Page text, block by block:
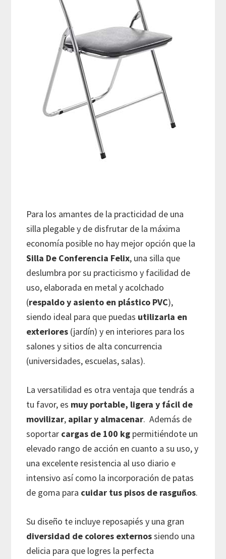
Para los amantes de la practicidad de una
silla plegable y de disfrutar de la máxima
economía posible no hay mejor opción que la
Silla De Conferencia Felix, una silla que
deslumbra por su practicismo y facilidad de
uso, elaborada en metal y acolchado
(respaldo y asiento en plástico PVC),
siendo ideal para que puedas utilizarla en
exteriores (jardín) y en interiores para los
salones y sitios de alta concurrencia
(universidades, escuelas, salas).
La versatilidad es otra ventaja que tendrás a
tu favor, es muy portable, ligera y fácil de
movilizar, apilar y almacenar. Además de
soportar cargas de 100 kg permitiéndote un
elevado rango de acción en cuanto a su uso, y
una excelente resistencia al uso diario e
intensivo así como la incorporación de patas
de goma para cuidar tus pisos de rasguños.
Su diseño te incluye reposapiés y una gran
diversidad de colores externossiendo una
delicia para que logres la perfecta